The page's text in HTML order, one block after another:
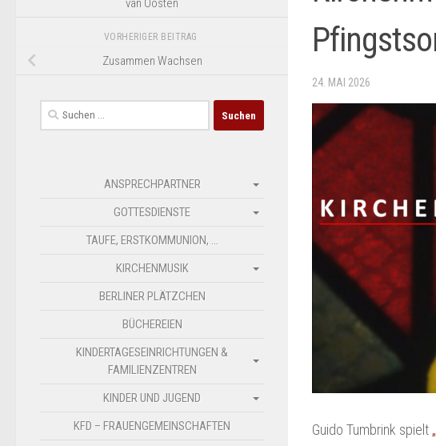
24. MAI 2026
Guido Tumbrink spielt
van Oosten
VORHERIGER BEITRAG
Zusammen Wachsen
Suchen
nach:
ANSPRECHPARTNER
GOTTESDIENSTE
TAUFE, ERSTKOMMUNION, …
KIRCHENMUSIK
BERLINER PLÄTZCHEN
BÜCHEREIEN
KINDERTAGESEINRICHTUNGEN &
FAMILIENZENTREN
KINDER UND JUGEND
KFD – FRAUENGEMEINSCHAFTEN